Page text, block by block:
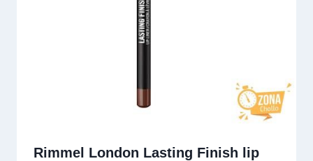
Rimmel London Lasting Finish lip